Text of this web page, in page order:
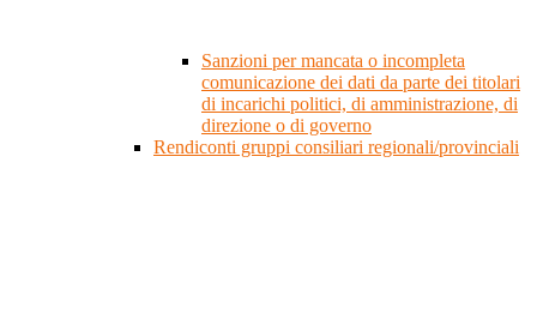
Sanzioni per mancata o incompleta
comunicazione dei dati da parte dei titolari
di incarichi politici, di amministrazione, di
direzione o di governo
Rendiconti gruppi consiliari regionali/provinciali